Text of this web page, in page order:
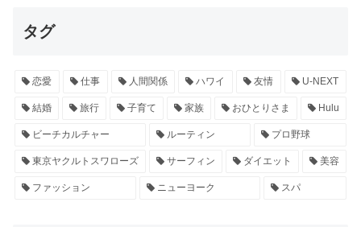
タグ
恋愛 仕事 人間関係 ハワイ 友情 U-NEXT
結婚 旅行 子育て 家族 おひとりさま Hulu
ビーチカルチャー ルーティン プロ野球
東京ヤクルトスワローズ サーフィン ダイエット 美容
ファッション ニューヨーク スパ